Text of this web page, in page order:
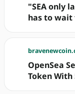
"SEA only
has to wait
OpenSea
Token With